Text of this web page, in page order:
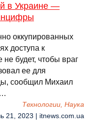
в Украине —
оккупированных
доступа к
не будет, чтобы враг
ее для
сообщил Михаил
Технологии, Наука
21, 2023 | itnews.com.ua